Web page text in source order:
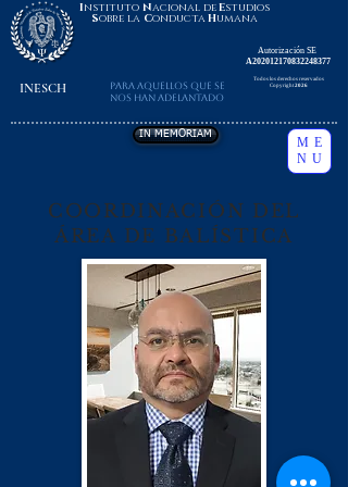
Instituto Nacional deEstudios
Sobre la ConductaHumana
IN MEMORIAM
Para aquellos que se
nos han adelantado
INESCH
Todos los derechos reservados
Copyright 2026
Autorización SE
A202012170832248377
ME
NU
COORDINACIÓN DEL
ÁREA DE BALÍSTICA